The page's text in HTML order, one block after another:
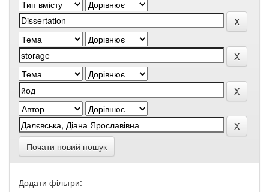
Почати новий пошук
Додати фільтри: